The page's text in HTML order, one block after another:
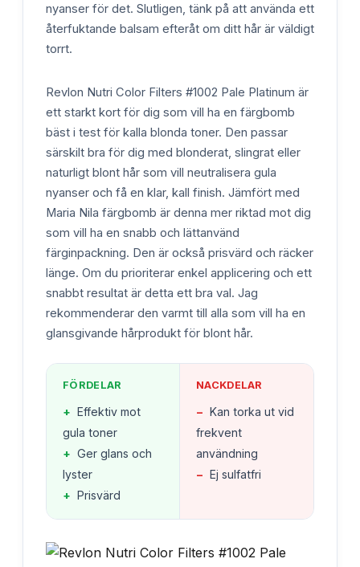
nyanser för det. Slutligen, tänk på att använda ett
återfuktande balsam efteråt om ditt hår är väldigt
torrt.
Revlon Nutri Color Filters #1002 Pale Platinum är
ett starkt kort för dig som vill ha en färgbomb
bäst i test för kalla blonda toner. Den passar
särskilt bra för dig med blonderat, slingrat eller
naturligt blont hår som vill neutralisera gula
nyanser och få en klar, kall finish. Jämfört med
Maria Nila färgbomb är denna mer riktad mot dig
som vill ha en snabb och lättanvänd
färginpackning. Den är också prisvärd och räcker
länge. Om du prioriterar enkel applicering och ett
snabbt resultat är detta ett bra val. Jag
rekommenderar den varmt till alla som vill ha en
glansgivande hårprodukt för blont hår.
FÖRDELAR
+ Effektiv mot
gula toner
+ Ger glans och
lyster
+ Prisvärd
NACKDELAR
− Kan torka ut vid
frekvent
användning
− Ej sulfatfri